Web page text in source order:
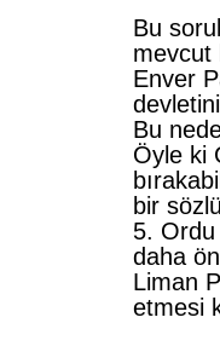
Bu
mevcut
Enver
Bu
Öyle ki
bir
5. Ordu
daha
Liman
etmesi